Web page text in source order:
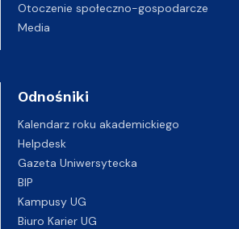
Otoczenie społeczno-gospodarcze
Media
Odnośniki
Kalendarz roku akademickiego
Helpdesk
Gazeta Uniwersytecka
BIP
Kampusy UG
Biuro Karier UG